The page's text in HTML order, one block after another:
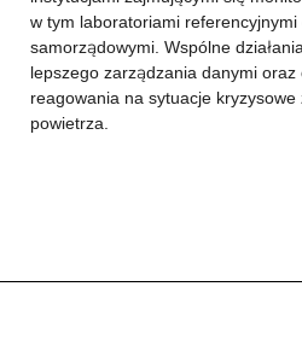
w tym laboratoriami
samorządowymi. Wspólne
lepszego zarządzania danymi oraz
reagowania na sytuacje
powietrza.